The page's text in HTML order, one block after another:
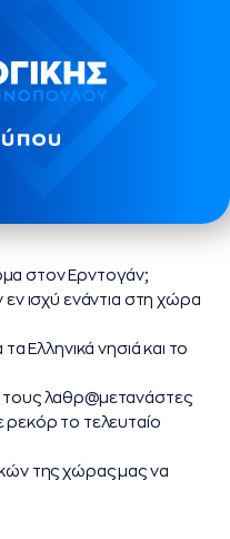
στον Ερντογάν;
ισχύ ενάντια στη χώρα
τα Ελληνικά νησιά και το
τους λαθρ@μετανάστες
ρεκόρ το τελευταίο
της χώρας μας να